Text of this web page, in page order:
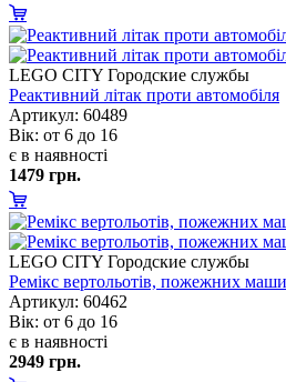
LEGO CITY Городские службы
Реактивний літак проти автомобіля
Артикул: 60489
ік: от 6 до 16
є в наявності
1479 грн.
LEGO CITY Городские службы
Ремікс вертольотів, пожежних
Артикул: 60462
ік: от 6 до 16
є в наявності
2949 грн.